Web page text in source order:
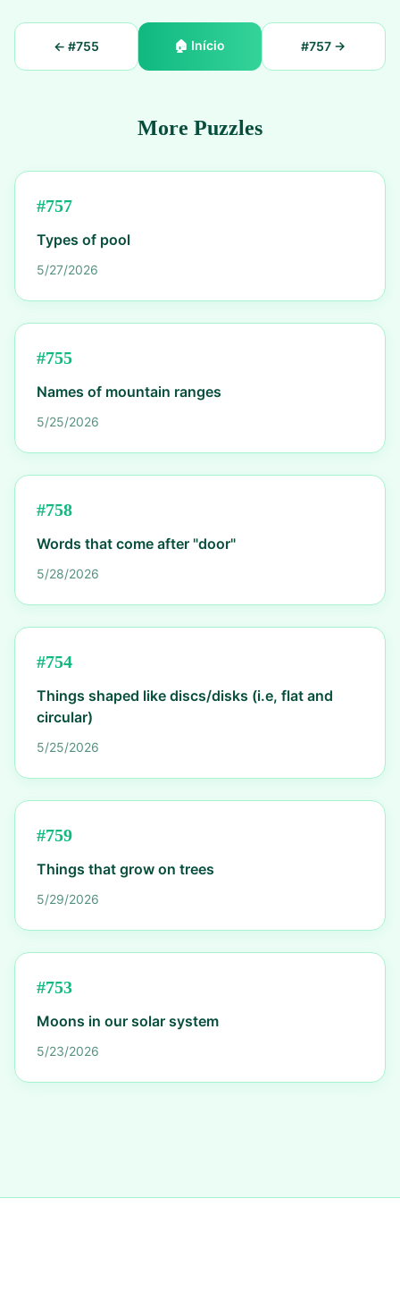
← #755 🏠 Início #757 →
More Puzzles
#757
Types of pool
5/27/2026
#755
Names of mountain ranges
5/25/2026
#758
Words that come after "door"
5/28/2026
#754
Things shaped like discs/disks (i.e, flat and
circular)
5/25/2026
#759
Things that grow on trees
5/29/2026
#753
Moons in our solar system
5/23/2026